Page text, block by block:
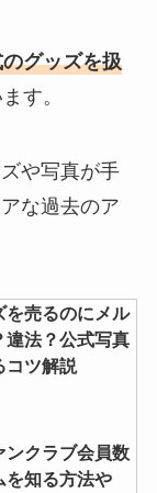
グッズを扱
す。
や写真が手
な過去のア
を売るのにメル
違法？公式写真
コツ解説
ンクラブ会員数
を知る方法や